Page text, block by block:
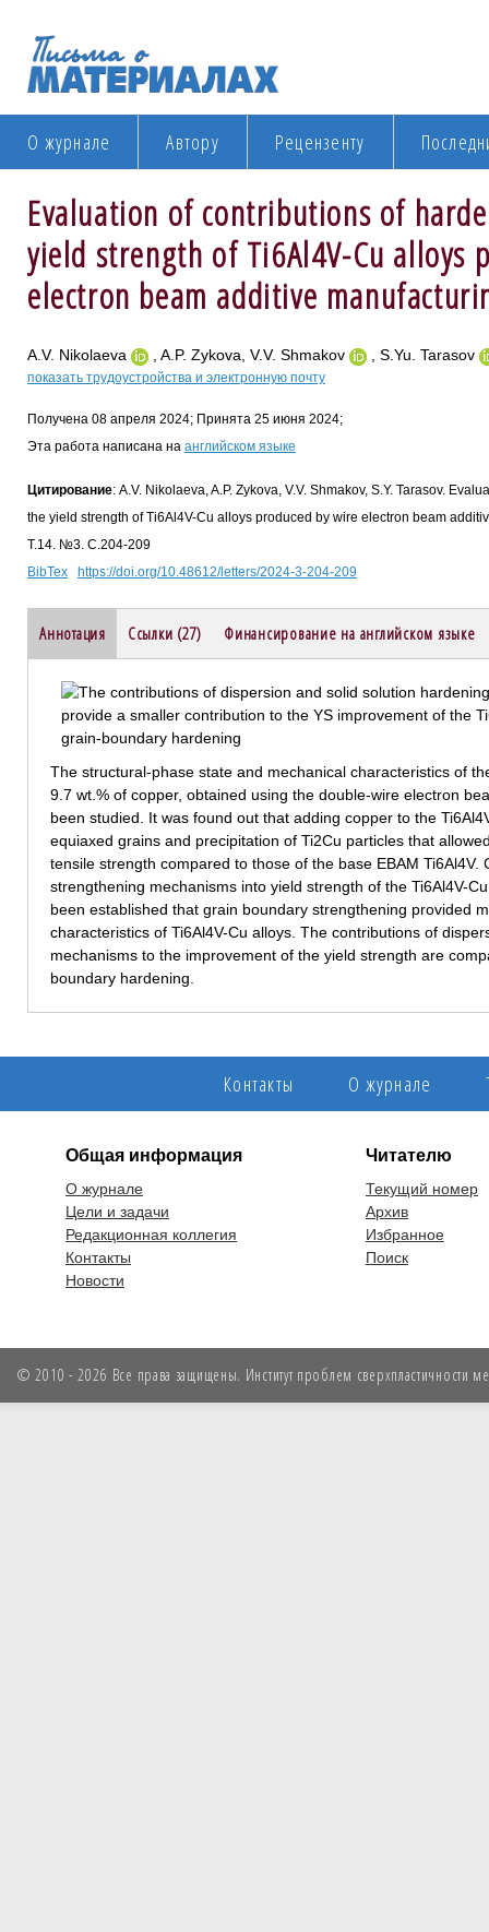
О журнале Автору Рецензенту
Evaluation of contributions of
yield strength of Ti6Al4V-Cu alloys
electron beam additive
A.V. Nikolaeva , A.P. Zykova, V.V. Shmakov , S.Yu. Tarasov
показать трудоустройства и электронную почту
Получена 08 апреля 2024; Принята 25 июня 2024;
Эта работа написана на английском языке
Цитирование: A.V. Nikolaeva, A.P. Zykova, V.V. Shmakov, S.Y. Tarasov.
the yield strength of Ti6Al4V-Cu alloys produced by wire electron beam
Т.14. №3. С.204-209
BibTex
https://doi.org/10.48612/letters/2024-3-204-209
Аннотация Ссылки (27) Финансирование на английском языке
The structural-phase state and mechanical characteristics of
9.7 wt.% of copper, obtained using the double-wire electron
been studied. It was found out that adding copper to the
equiaxed grains and precipitation of Ti2Cu particles that
tensile strength compared to those of the base EBAM Ti6Al4V.
strengthening mechanisms into yield strength of the Ti6Al4V-
been established that grain boundary strengthening provided
characteristics of Ti6Al4V-Cu alloys. The contributions of
mechanisms to the improvement of the yield strength are
boundary hardening.
Контакты О журнале
Общая информация
О журнале
Цели и задачи
Редакционная коллегия
Контакты
Новости
Читателю
Текущий номер
Архив
Избранное
Поиск
© 2010 - 2026 Все права защищены. Институт проблем сверхпластичности